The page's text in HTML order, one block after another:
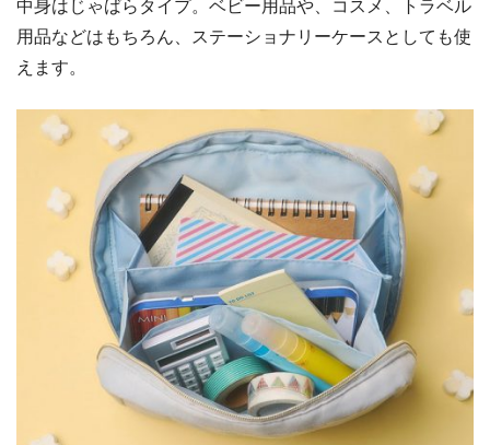
中身はじゃばらタイプ。ベビー用品や、コスメ、トラベル
用品などはもちろん、ステーショナリーケースとしても使
えます。